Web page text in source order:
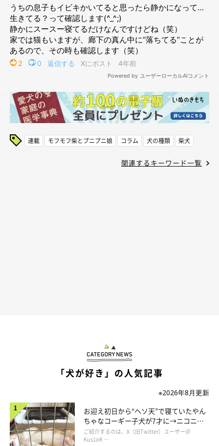
連載 モフモフ柴とプニプニ娘 コラム 犬の種類 柴犬
関連するキーワード一覧
「犬が好き」の人気記事
※2026年8月更新
お迎え初日から“ヘソ天”で寝ていたやん
ちゃなコーギー子犬が7才に→ニコニ
コ“コーギースマイル”が魅力のコに成
長！
ご紹介するのは、X（旧Twitter）ユーザー＠
Kus1oK …